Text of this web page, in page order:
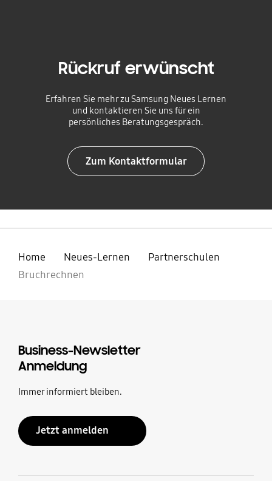
Rückruf erwünscht
Erfahren Sie mehr zu Samsung Neues Lernen
und kontaktieren Sie uns für ein
persönliches Beratungsgespräch.
Zum Kontaktformular
Home Neues-Lernen
Partnerschulen
Bruchrechnen
Business-Newsletter
Anmeldung
Immer informiert bleiben.
Jetzt anmelden